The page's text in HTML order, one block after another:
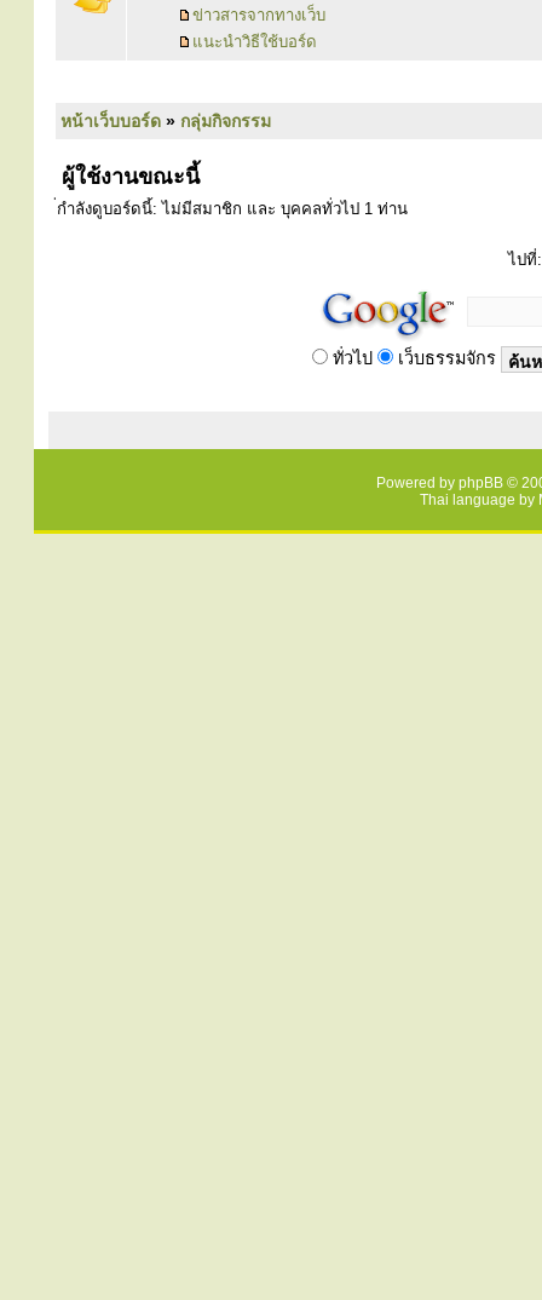
ข่าวสารจากทางเว็บ
แนะนำวิธีใช้บอร์ด
หน้าเว็บบอร์ด » กลุ่มกิจกรรม
ผู้ใช้งานขณะนี้
่กำลังดูบอร์ดนี้: ไม่มีสมาชิก และ บุคคลทั่วไป 1 ท่าน
ไปที่:
ทั่วไป เว็บธรรมจักร
Powered by phpBB ©
Thai language by